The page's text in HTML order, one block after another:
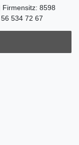
8598
534 72 67